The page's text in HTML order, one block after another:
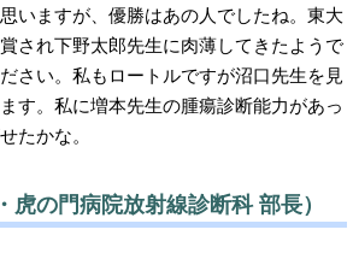
いますが、優勝はあの人でしたね。東大
され下野太郎先生に肉薄してきたようで
さい。私もロートルですが沼口先生を見
す。私に増本先生の腫瘍診断能力があっ
たかな。
の門病院放射線診断科 部長）